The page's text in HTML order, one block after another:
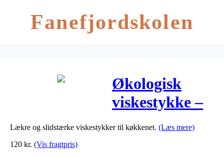
Fanefjordskolen
Økologisk
viskestykke –
black
Lækre og slidstærke viskestykker til køkkenet. (Læs mere)
120 kr. (Vis fragtpris)